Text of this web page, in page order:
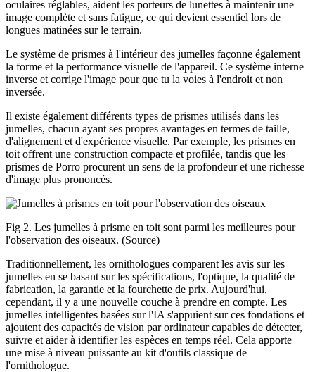
oculaires réglables, aident les porteurs de lunettes à maintenir une
image complète et sans fatigue, ce qui devient essentiel lors de
longues matinées sur le terrain.
Le système de prismes à l'intérieur des jumelles façonne également
la forme et la performance visuelle de l'appareil. Ce système interne
inverse et corrige l'image pour que tu la voies à l'endroit et non
inversée.
Il existe également différents types de prismes utilisés dans les
jumelles, chacun ayant ses propres avantages en termes de taille,
d'alignement et d'expérience visuelle. Par exemple, les prismes en
toit offrent une construction compacte et profilée, tandis que les
prismes de Porro procurent un sens de la profondeur et une richesse
d'image plus prononcés.
Fig 2. Les jumelles à prisme en toit sont parmi les meilleures pour
l'observation des oiseaux. (Source)
Traditionnellement, les ornithologues comparent les avis sur les
jumelles en se basant sur les spécifications, l'optique, la qualité de
fabrication, la garantie et la fourchette de prix. Aujourd'hui,
cependant, il y a une nouvelle couche à prendre en compte. Les
jumelles intelligentes basées sur l'IA s'appuient sur ces fondations et
ajoutent des capacités de vision par ordinateur capables de détecter,
suivre et aider à identifier les espèces en temps réel. Cela apporte
une mise à niveau puissante au kit d'outils classique de
l'ornithologue.